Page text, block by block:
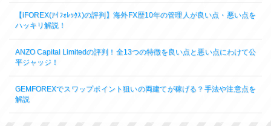
【iFOREX(ｱｲﾌｫﾚｯｸｽ)の評判】海外FX歴10年の管理人が良い点・悪い点を
ハッキリ解説！
ANZO Capital Limitedの評判！全13つの特徴を良い点と悪い点にわけて公
平ジャッジ！
GEMFOREXでスワップポイント狙いの両建てが稼げる？手法や注意点を
解説